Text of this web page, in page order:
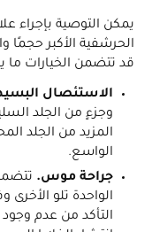
يمكن التوصية بإجراء
الحرشفية الأكبر حجمًا
قد تتضمن الخيارات ما
الاستئصال
وجزءٍ من الجلد
المزيد من الجلد
الواسع.
جراحة موس.
الواحدة تلو
التأكد من عدم وجود